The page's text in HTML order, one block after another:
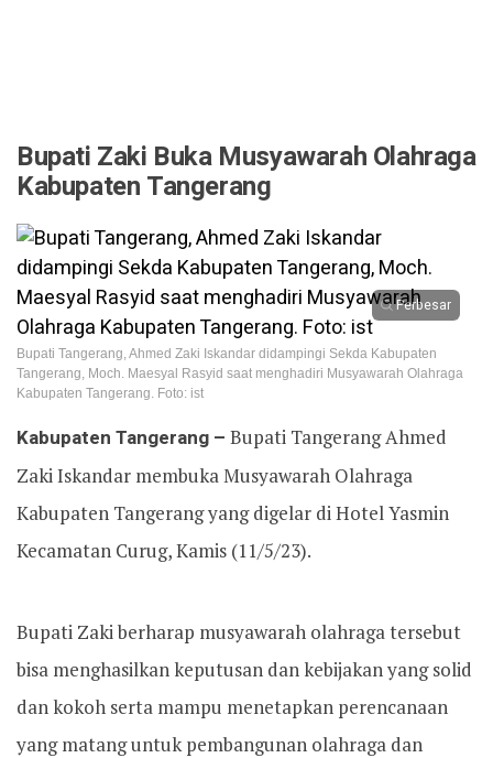
Bupati Zaki Buka Musyawarah Olahraga
Kabupaten Tangerang
Perbesar
Bupati Tangerang, Ahmed Zaki Iskandar didampingi Sekda Kabupaten
Tangerang, Moch. Maesyal Rasyid saat menghadiri Musyawarah Olahraga
Kabupaten Tangerang. Foto: ist
Kabupaten Tangerang – Bupati Tangerang Ahmed
Zaki Iskandar membuka Musyawarah Olahraga
Kabupaten Tangerang yang digelar di Hotel Yasmin
Kecamatan Curug, Kamis (11/5/23).
Bupati Zaki berharap musyawarah olahraga tersebut
bisa menghasilkan keputusan dan kebijakan yang solid
dan kokoh serta mampu menetapkan perencanaan
yang matang untuk pembangunan olahraga dan